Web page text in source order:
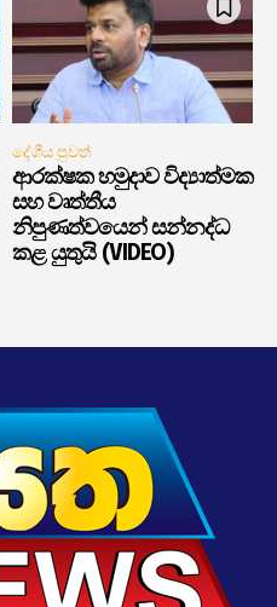
දේශීය පුවත්
ආරක්ෂක හමුදාව විද්‍යාත්මක
සහ වෘත්තීය
නිපුණත්වයෙන් සන්නද්ධ
කළ යුතුයි (VIDEO)